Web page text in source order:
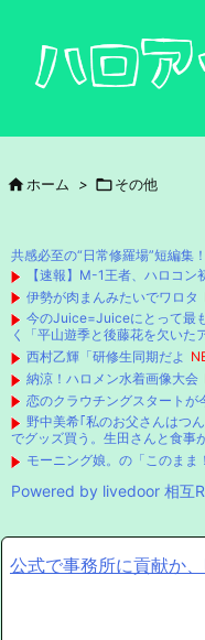
 ホーム > その他
共感必至の“日常修羅場”短編集！
【速報】M-1王者、ハロコン
伊勢が肉まんみたいでワロタ
今のJuice=Juiceにとって最
く「平山遊季と後藤花を欠いた
西村乙輝「研修生同期だよ
納涼！ハロメン水着画像大会
恋のクラウチングスタートが
野中美希｢私のお父さんはつ
でグッズ買う。生田さんと食事
モーニング娘。の「このまま
Powered by livedoor 相互
公式で事務所に貢献か